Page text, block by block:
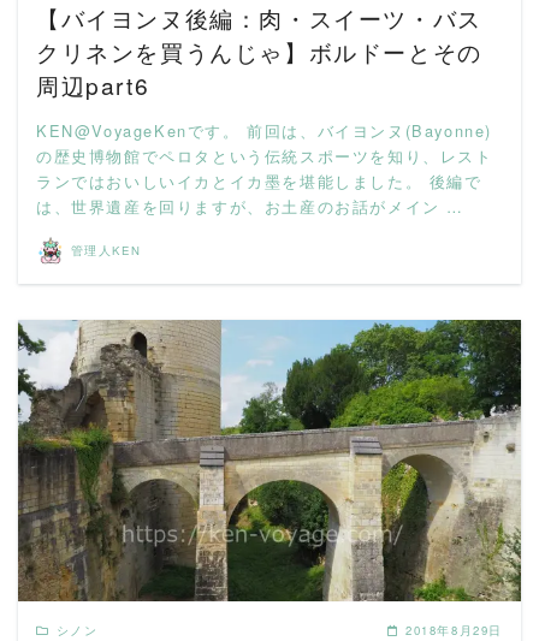
【バイヨンヌ後編：肉・スイーツ・バス
クリネンを買うんじゃ】ボルドーとその
周辺part6
KEN@VoyageKenです。 前回は、バイヨンヌ(Bayonne)
の歴史博物館でペロタという伝統スポーツを知り、レスト
ランではおいしいイカとイカ墨を堪能しました。 後編で
は、世界遺産を回りますが、お土産のお話がメイン …
管理人KEN
READ MORE
シノン 2018年8月29日